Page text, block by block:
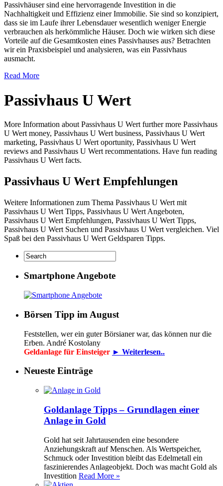
Passivhäuser sind eine hervorragende Investition in die
Nachhaltigkeit und Effizienz einer Immobilie. Sie sind so konzipiert,
dass sie im Laufe ihrer Lebensdauer wesentlich weniger Energie
verbrauchen als herkömmliche Häuser. Doch wie wirken sich diese
Vorteile auf die Gesamtkosten eines Passivhauses aus? Betrachten
wir ein Praxisbeispiel und analysieren, was ein Passivhaus
ausmacht.
Read More
Passivhaus U Wert
More Information about Passivhaus U Wert further more Passivhaus
U Wert money, Passivhaus U Wert business, Passivhaus U Wert
marketing, Passivhaus U Wert oportunity, Passivhaus U Wert
reviews and Passivhaus U Wert recommentations. Have fun reading
Passivhaus U Wert facts.
Passivhaus U Wert Empfehlungen
Weitere Informationen zum Thema Passivhaus U Wert mit
Passivhaus U Wert Tipps, Passivhaus U Wert Angeboten,
Passivhaus U Wert Empfehlungen, Passivhaus U Wert Tipps,
Passivhaus U Wert Suchen und Passivhaus U Wert vergleichen. Viel
Spaß bei den Passivhaus U Wert Geldsparen Tipps.
Smartphone Angebote
Börsen Tipp im August
Feststellen, wer ein guter Börsianer war, das können nur die
Erben. André Kostolany
Geldanlage für Einsteiger ► Weiterlesen..
Neueste Einträge
Goldanlage Tipps – Grundlagen einer
Anlage in Gold
Gold hat seit Jahrtausenden eine besondere
Anziehungskraft auf Menschen. Als Wertspeicher,
Schmuck oder Investition bleibt das Edelmetall ein
faszinierendes Anlageobjekt. Doch was macht Gold als
Investition Read More »